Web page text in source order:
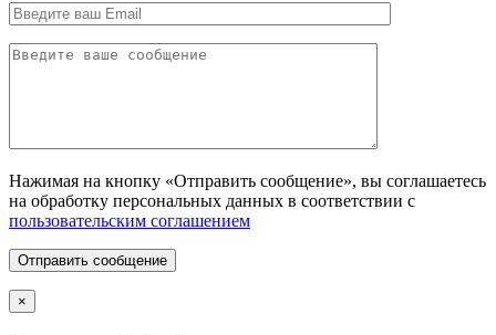
Нажимая на кнопку «Отправить сообщение», вы соглашаетесь
на обработку персональных данных в соответствии с
пользовательским соглашением
Отправить сообщение
×